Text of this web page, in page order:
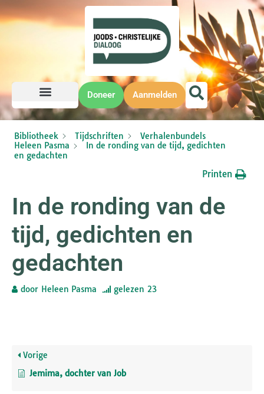
Doneer Aanmelden
Bibliotheek Tijdschriften
Verhalenbundels
Heleen Pasma
In de ronding van de tijd, gedichten
en gedachten
Printen
In de ronding van de
tijd, gedichten en
gedachten
door Heleen Pasma gelezen 23
Vorige
Jemima, dochter van Job